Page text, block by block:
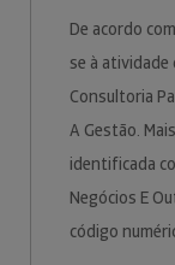
De acordo
se à atividade
Consultoria
A Gestão.
identificada
Negócios E
código